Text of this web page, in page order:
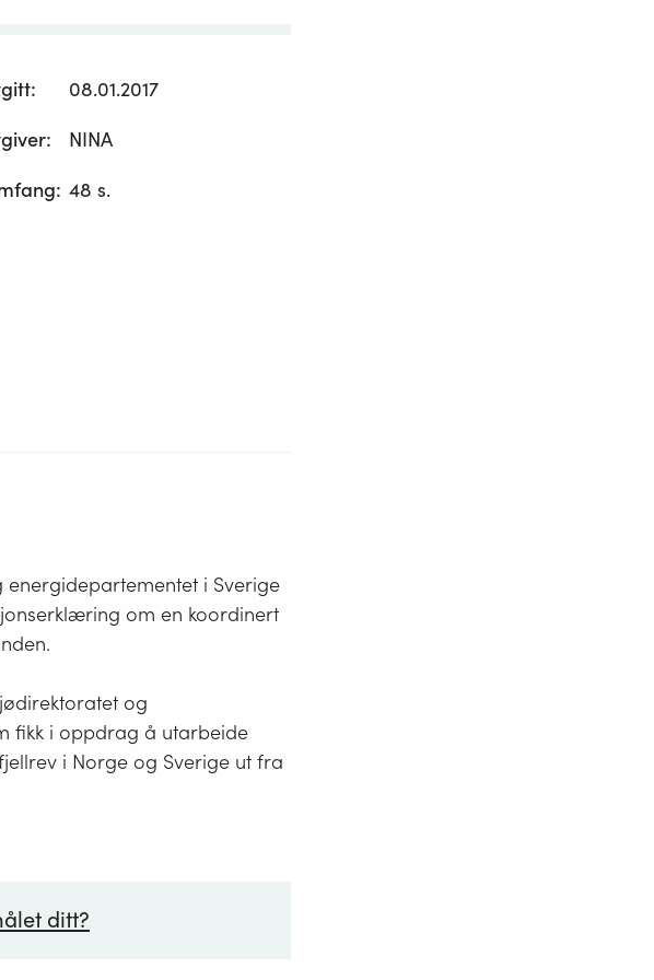
:
08.01.2017
:
NINA
: 48 s.
i Sverige
om en koordinert
og
fikk i oppdrag å utarbeide
i Norge og Sverige ut fra
ditt?